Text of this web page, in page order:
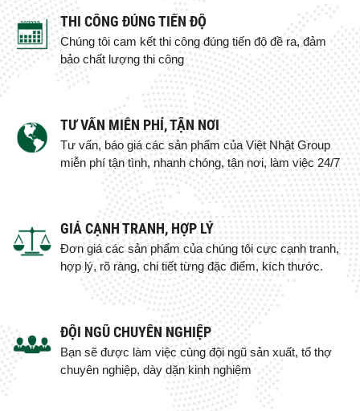
THI CÔNG ĐÚNG TIẾN ĐỘ
Chúng tôi cam kết thi công đúng tiến độ đề ra, đảm
bảo chất lượng thi công
TƯ VẤN MIỄN PHÍ, TẬN NƠI
Tư vấn, báo giá các sản phẩm của Việt Nhật Group
miễn phí tận tình, nhanh chóng, tận nơi, làm việc 24/7
GIÁ CẠNH TRANH, HỢP LÝ
Đơn giá các sản phẩm của chúng tôi cực cạnh tranh,
hợp lý, rõ ràng, chi tiết từng đặc điểm, kích thước.
ĐỘI NGŨ CHUYÊN NGHIỆP
Bạn sẽ được làm việc cùng đội ngũ sản xuất, tổ thợ
chuyên nghiệp, dày dặn kinh nghiệm